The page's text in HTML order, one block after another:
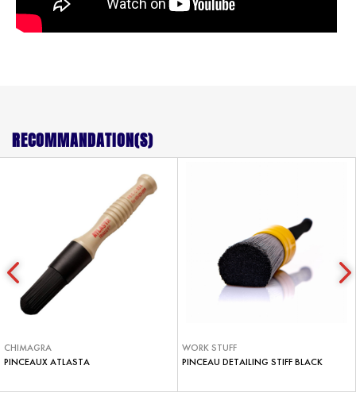
RECOMMANDATION(S)
CHIMAGRA
PINCEAUX ATLASTA
WORK STUFF
PINCEAU DETAILING STIFF BLACK